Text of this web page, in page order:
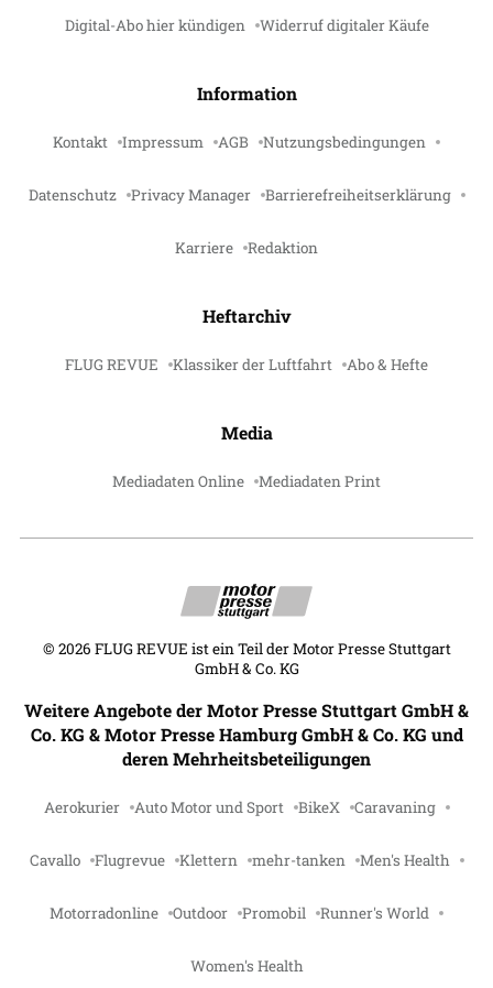
Digital-Abo hier kündigen Widerruf digitaler Käufe
Information
Kontakt Impressum AGB Nutzungsbedingungen
Datenschutz Privacy Manager Barrierefreiheitserklärung
Karriere Redaktion
Heftarchiv
FLUG REVUE Klassiker der Luftfahrt Abo & Hefte
Media
Mediadaten Online Mediadaten Print
© 2026 FLUG REVUE ist ein Teil der Motor Presse Stuttgart
GmbH & Co. KG
Weitere Angebote der Motor Presse Stuttgart GmbH &
Co. KG & Motor Presse Hamburg GmbH & Co. KG und
deren Mehrheitsbeteiligungen
Aerokurier Auto Motor und Sport BikeX Caravaning
Cavallo Flugrevue Klettern mehr-tanken Men's Health
Motorradonline Outdoor Promobil Runner's World
Women's Health